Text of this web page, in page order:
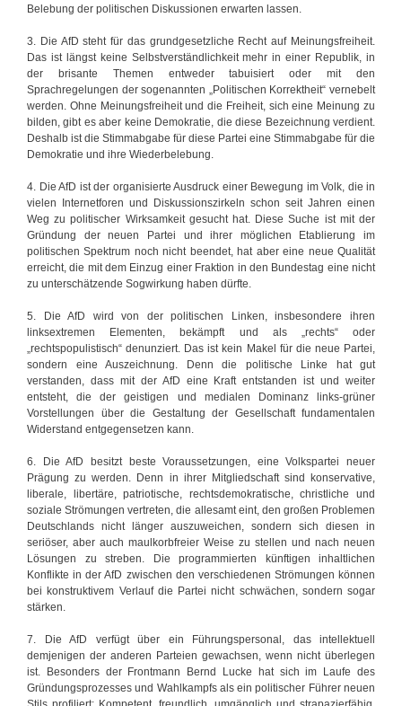
Belebung der politischen Diskussionen erwarten lassen.
3. Die AfD steht für das grundgesetzliche Recht auf Meinungsfreiheit.
Das ist längst keine Selbstverständlichkeit mehr in einer Republik, in
der brisante Themen entweder tabuisiert oder mit den
Sprachregelungen der sogenannten „Politischen Korrektheit“ vernebelt
werden. Ohne Meinungsfreiheit und die Freiheit, sich eine Meinung zu
bilden, gibt es aber keine Demokratie, die diese Bezeichnung verdient.
Deshalb ist die Stimmabgabe für diese Partei eine Stimmabgabe für die
Demokratie und ihre Wiederbelebung.
4. Die AfD ist der organisierte Ausdruck einer Bewegung im Volk, die in
vielen Internetforen und Diskussionszirkeln schon seit Jahren einen
Weg zu politischer Wirksamkeit gesucht hat. Diese Suche ist mit der
Gründung der neuen Partei und ihrer möglichen Etablierung im
politischen Spektrum noch nicht beendet, hat aber eine neue Qualität
erreicht, die mit dem Einzug einer Fraktion in den Bundestag eine nicht
zu unterschätzende Sogwirkung haben dürfte.
5. Die AfD wird von der politischen Linken, insbesondere ihren
linksextremen Elementen, bekämpft und als „rechts“ oder
„rechtspopulistisch“ denunziert. Das ist kein Makel für die neue Partei,
sondern eine Auszeichnung. Denn die politische Linke hat gut
verstanden, dass mit der AfD eine Kraft entstanden ist und weiter
entsteht, die der geistigen und medialen Dominanz links-grüner
Vorstellungen über die Gestaltung der Gesellschaft fundamentalen
Widerstand entgegensetzen kann.
6. Die AfD besitzt beste Voraussetzungen, eine Volkspartei neuer
Prägung zu werden. Denn in ihrer Mitgliedschaft sind konservative,
liberale, libertäre, patriotische, rechtsdemokratische, christliche und
soziale Strömungen vertreten, die allesamt eint, den großen Problemen
Deutschlands nicht länger auszuweichen, sondern sich diesen in
seriöser, aber auch maulkorbfreier Weise zu stellen und nach neuen
Lösungen zu streben. Die programmierten künftigen inhaltlichen
Konflikte in der AfD zwischen den verschiedenen Strömungen können
bei konstruktivem Verlauf die Partei nicht schwächen, sondern sogar
stärken.
7. Die AfD verfügt über ein Führungspersonal, das intellektuell
demjenigen der anderen Parteien gewachsen, wenn nicht überlegen
ist. Besonders der Frontmann Bernd Lucke hat sich im Laufe des
Gründungsprozesses und Wahlkampfs als ein politischer Führer neuen